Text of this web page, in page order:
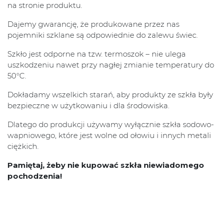
na stronie produktu.
Dajemy gwarancję, że produkowane przez nas
pojemniki szklane są odpowiednie do zalewu świec.
Szkło jest odporne na tzw. termoszok – nie ulega
uszkodzeniu nawet przy nagłej zmianie temperatury do
50°C.
Dokładamy wszelkich starań, aby produkty ze szkła były
bezpieczne w użytkowaniu i dla środowiska.
Dlatego do produkcji używamy wyłącznie szkła sodowo-
wapniowego, które jest wolne od ołowiu i innych metali
ciężkich.
Pamiętaj, żeby nie kupować szkła niewiadomego
pochodzenia!